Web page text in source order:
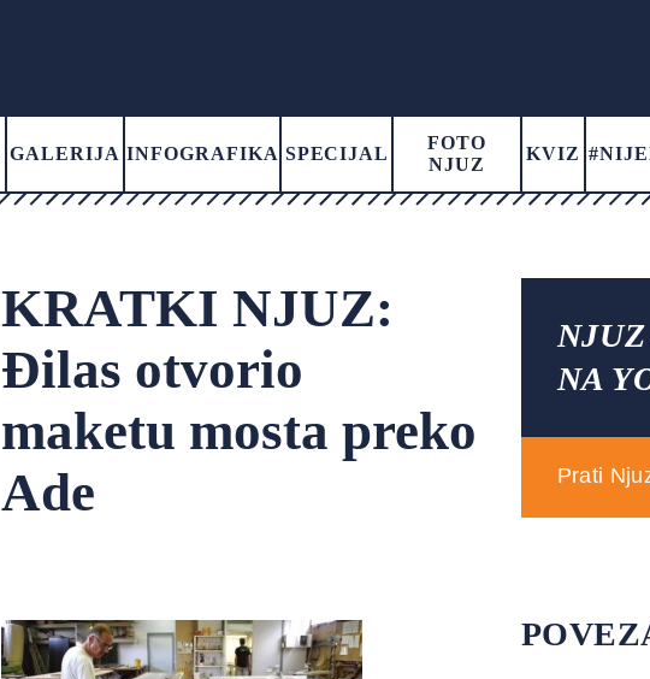
GALERIJA INFOGRAFIKA SPECIJAL
FOTO
NJUZ
KVIZ
KRATKI NJUZ:
Đilas otvorio
maketu mosta preko
Ade
NA
Prati